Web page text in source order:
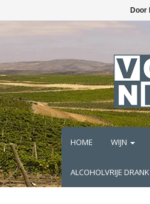
HOME WIJN
ALCOHOLVRIJE DRANK
Door